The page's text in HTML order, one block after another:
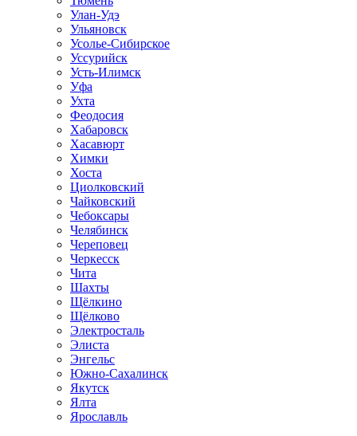
Улан-Удэ
Ульяновск
Усолье-Сибирское
Уссурийск
Усть-Илимск
Уфа
Ухта
Феодосия
Хабаровск
Хасавюрт
Химки
Хоста
Циолковский
Чайковский
Чебоксары
Челябинск
Череповец
Черкесск
Чита
Шахты
Щёлкино
Щёлково
Электросталь
Элиста
Энгельс
Южно-Сахалинск
Якутск
Ялта
Ярославль